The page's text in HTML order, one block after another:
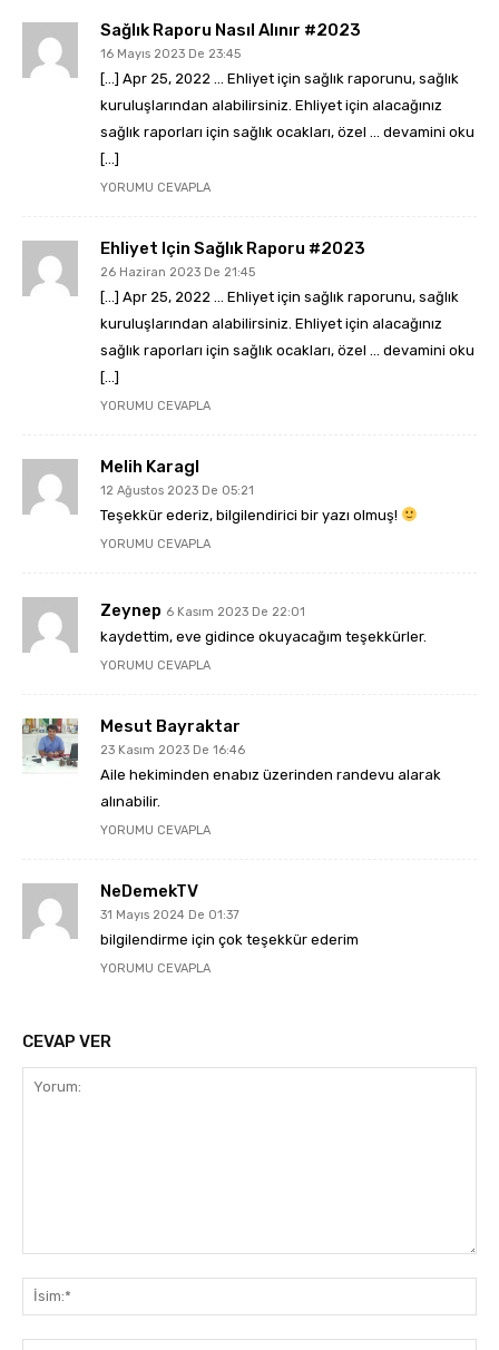
Sağlık Raporu Nasıl Alınır #2023
16 Mayıs 2023 De 23:45
[…] Apr 25, 2022 … Ehliyet için sağlık raporunu, sağlık
kuruluşlarından alabilirsiniz. Ehliyet için alacağınız
sağlık raporları için sağlık ocakları, özel … devamini oku
[…]
YORUMU CEVAPLA
Ehliyet Için Sağlık Raporu #2023
26 Haziran 2023 De 21:45
[…] Apr 25, 2022 … Ehliyet için sağlık raporunu, sağlık
kuruluşlarından alabilirsiniz. Ehliyet için alacağınız
sağlık raporları için sağlık ocakları, özel … devamini oku
[…]
YORUMU CEVAPLA
Melih Karagl
12 Ağustos 2023 De 05:21
Teşekkür ederiz, bilgilendirici bir yazı olmuş!
YORUMU CEVAPLA
Zeynep 6 Kasım 2023 De 22:01
kaydettim, eve gidince okuyacağım teşekkürler.
YORUMU CEVAPLA
Mesut Bayraktar
23 Kasım 2023 De 16:46
Aile hekiminden enabız üzerinden randevu alarak
alınabilir.
YORUMU CEVAPLA
NeDemekTV
31 Mayıs 2024 De 01:37
bilgilendirme için çok teşekkür ederim
YORUMU CEVAPLA
CEVAP VER